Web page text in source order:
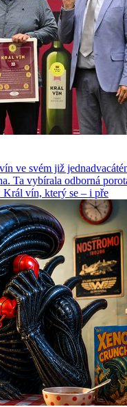
ve svém již
Ta vybírala odborná
vín, který se – i pře